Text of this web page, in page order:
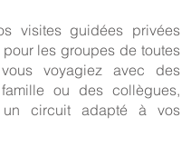
visites guidées privées
pour les groupes de toutes
voyagiez avec des
ou des collègues,
un circuit adapté à vos